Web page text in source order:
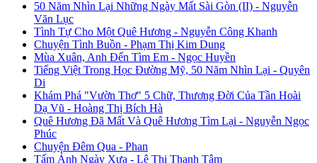
50 Năm Nhìn Lại Những Ngày Mất Sài Gòn (II) - Nguyễn
Văn Lục
Tình Tự Cho Một Quê Hương - Nguyễn Công Khanh
Chuyện Tình Buồn - Phạm Thị Kim Dung
Mùa Xuân, Anh Đến Tìm Em - Ngọc Huyền
Tiếng Việt Trong Học Đường Mỹ, 50 Năm Nhìn Lại - Quyên
Di
Khám Phá "Vườn Thơ" 5 Chữ, Thương Đời Của Tần Hoài
Dạ Vũ - Hoàng Thị Bích Hà
Quê Hương Đã Mất Và Quê Hương Tìm Lại - Nguyễn Ngọc
Phúc
Chuyện Đêm Qua - Phan
Tấm Ảnh Ngày Xưa - Lê Thị Thanh Tâm